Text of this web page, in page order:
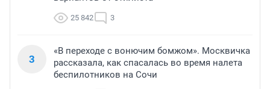
25 842 3
3
«В переходе с вонючим бомжом». Москвичка
рассказала, как спасалась во время налета
беспилотников на Сочи